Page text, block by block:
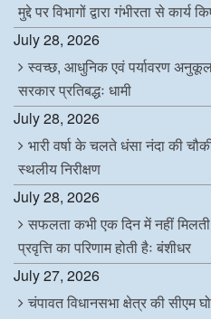
मुद्दे पर विभागों द्वारा गंभीरता से कार्य
July 28, 2026
स्वच्छ, आधुनिक एवं पर्यावरण अनुकूल
सरकार प्रतिबद्धः धामी
July 28, 2026
भारी वर्षा के चलते धंसा नंदा की
स्थलीय निरीक्षण
July 28, 2026
सफलता कभी एक दिन में नहीं
प्रवृत्ति का परिणाम होती हैः बंशीधर
July 27, 2026
चंपावत विधानसभा क्षेत्र की सीएम